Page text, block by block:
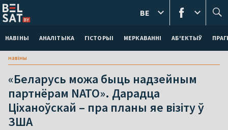
НАВІНЫ АНАЛІТЫКА ГІСТОРЫІ МЕРКАВАННI АБ'ЕКТЫЎ
BE
навіны
«Беларусь можа быць надзейным
партнёрам NATO». Дарадца
Ціханоўскай – пра планы яе візіту ў
ЗША